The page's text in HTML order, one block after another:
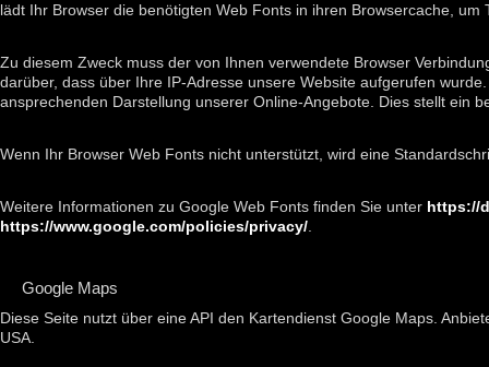
lädt Ihr Browser die benötigten Web Fonts in ihren Browsercache,
Zu diesem Zweck muss der von Ihnen verwendete Browser
darüber, dass über Ihre IP-Adresse unsere Website aufgerufen
ansprechenden Darstellung unserer Online-Angebote. Dies stellt ein
Wenn Ihr Browser Web Fonts nicht unterstützt, wird eine
Weitere Informationen zu Google Web Fonts finden Sie unter https://
https://www.google.com/policies/privacy/
Google Maps
Diese Seite nutzt über eine API den Kartendienst Google Maps.
USA.